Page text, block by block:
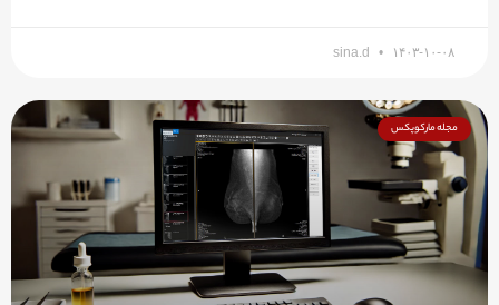
sina.d ۱۴۰۳-۱۰-۰۸
مجله مارکوپکس